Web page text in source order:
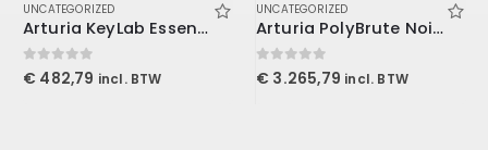
UNCATEGORIZED
Arturia KeyLab Essential 3 88 WH
0out of 5
€ 482,79 incl. BTW
UNCATEGORIZED
Arturia PolyBrute Noir Edition
0out of 5
€ 3.265,79 incl. BTW